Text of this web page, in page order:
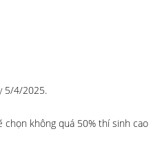
5/4/2025.
chọn không quá 50% thí sinh